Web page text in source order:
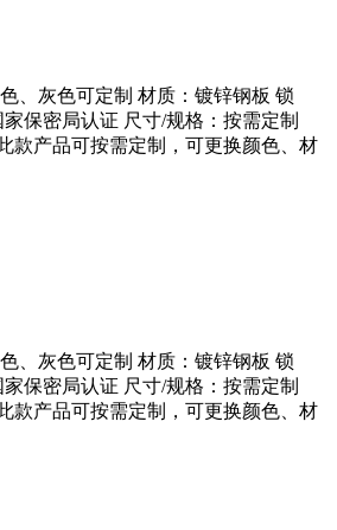
、灰色可定制 材质：镀锌钢板 锁
保密局认证 尺寸/规格：按需定制
款产品可按需定制，可更换颜色、材
、灰色可定制 材质：镀锌钢板 锁
保密局认证 尺寸/规格：按需定制
款产品可按需定制，可更换颜色、材